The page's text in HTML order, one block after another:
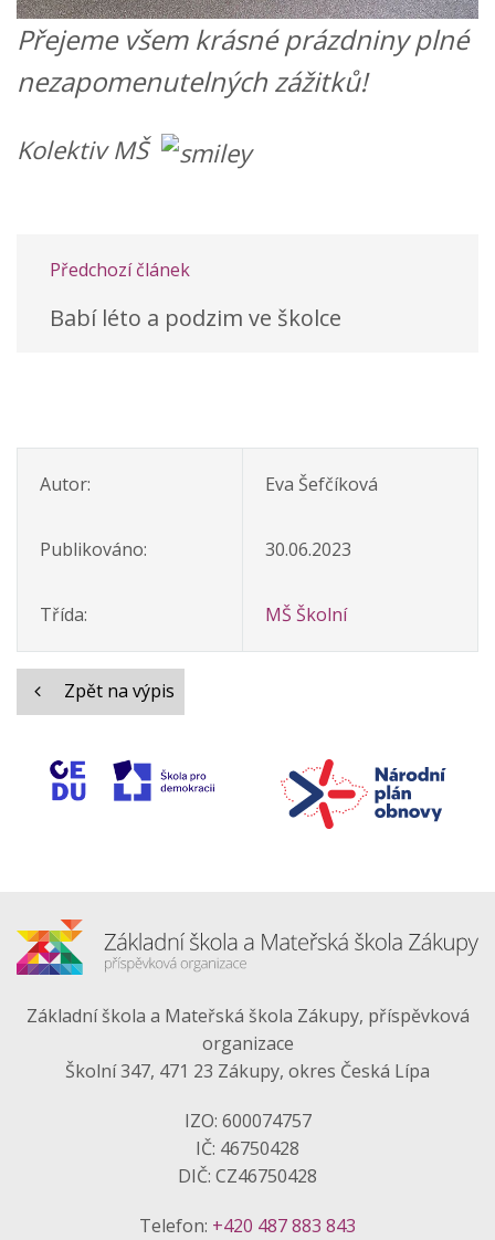
Přejeme všem krásné prázdniny plné
nezapomenutelných zážitků!
Kolektiv MŠ
Předchozí článek
Babí léto a podzim ve školce
Autor: Eva Šefčíková
Publikováno: 30.06.2023
Třída: MŠ Školní
Zpět na výpis
Základní škola a Mateřská škola Zákupy, příspěvková
organizace
Školní 347, 471 23 Zákupy, okres Česká Lípa
IZO: 600074757
IČ: 46750428
DIČ: CZ46750428
Telefon: +420 487 883 843